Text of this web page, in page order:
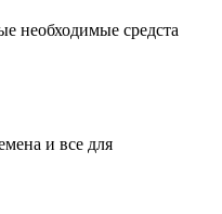
необходимые средста
и все для